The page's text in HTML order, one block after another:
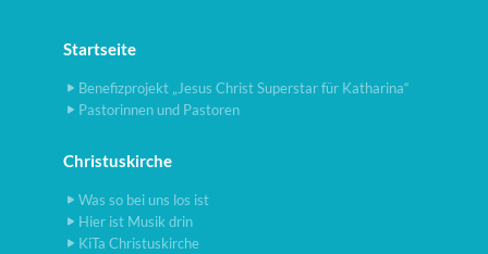
Startseite
Benefizprojekt „Jesus Christ Superstar für Katharina“
Pastorinnen und Pastoren
Christuskirche
Was so bei uns los ist
Hier ist Musik drin
KiTa Christuskirche